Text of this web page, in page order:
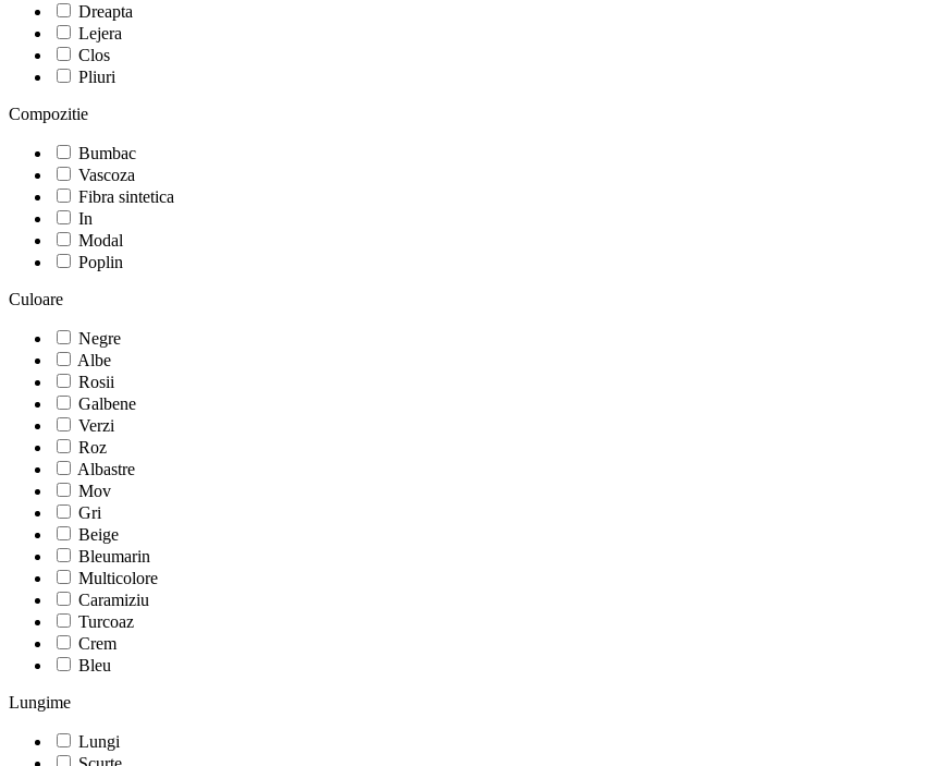
Dreapta
Lejera
Clos
Pliuri
Compozitie
Bumbac
Vascoza
Fibra sintetica
In
Modal
Poplin
Culoare
Negre
Albe
Rosii
Galbene
Verzi
Roz
Albastre
Mov
Gri
Beige
Bleumarin
Multicolore
Caramiziu
Turcoaz
Crem
Bleu
Lungime
Lungi